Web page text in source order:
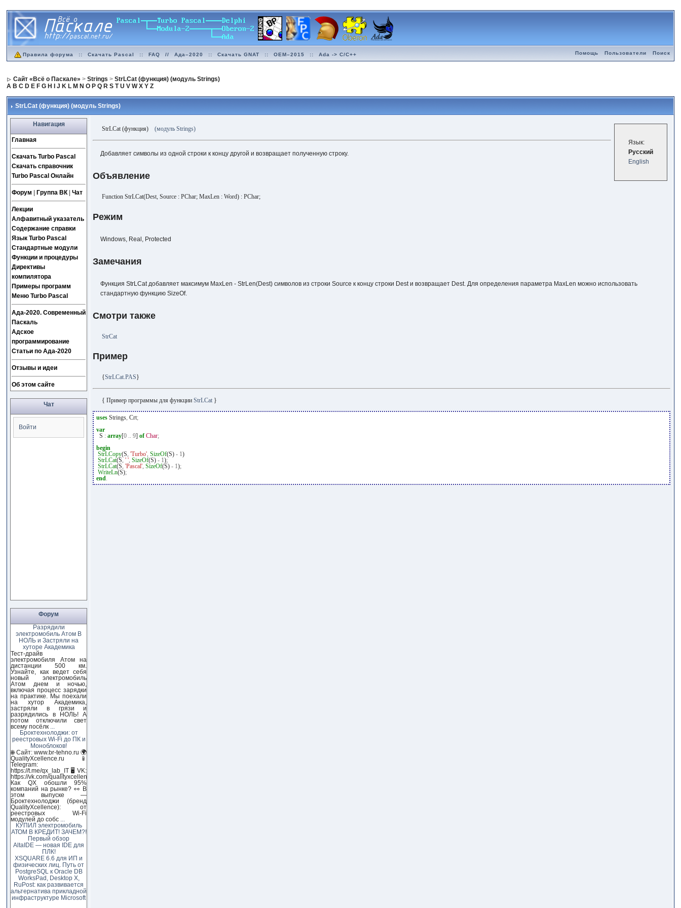
Правила форума :: Скачать Pascal :: FAQ // Ада–2020 :: Скачать GNAT :: OEM–2015 :: Ada -> C/C++ Помощь Пользователи Поиск
Сайт «Всё о Паскале» >Strings >StrLCat (функция) (модуль Strings)
A B C D E F G H J K L M N O P Q R S T U V W X Y Z
StrLCat (функция) (модуль Strings)
Навигация
Главная
Скачать Turbo Pascal
Скачать справочник
Turbo Pascal Онлайн
Форум Группа ВК|Чат
Лекции
Алфавитный указатель
Содержание справки
Язык Turbo Pascal
Стандартные модули
Функции и процедуры
Директивы
компилятора
Примеры программ
Меню Turbo Pascal
Ада-2020. Современный
Паскаль
Адское
программирование
Статьи по Ада-2020
Отзывы и идеи
Об этом сайте
Чат
Войти
Форум
Разрядили
электромобиль Атом В
НОЛЬ и Застряли на
хуторе Академика
Тест-драйв
электромобиля Атом на
дистанции 500 км.
Узнайте, как ведет себя
новый электромобиль
Атом днем и ночью,
включая процесс зарядки
на практике. Мы поехали
на хутор Академика,
застряли в грязи и
разрядились в НОЛЬ! А
потом отключили свет
всему посёлк
Броктехнолоджи: от
реестровых Wi-Fi до ПК и
Моноблоков!
🌐 Сайт: www.br-tehno.ru 🌍
QualityXcellence.ru 📱
Telegram:
https://t.me/qx_lab_IT 🖥 VK:
https://vk.com/qualityxcellenc
Как QX обошли 95%
компаний на рынке? 👀 В
этом выпуске —
Броктехнолоджи (бренд
QualityXcellence): от
реестровых Wi-Fi
модулей до собс
КУПИЛ электромобиль
АТОМ В КРЕДИТ! ЗАЧЕМ?!
Первый обзор
AltaIDE — новая IDE для
ПЛК!
XSQUARE 6.6 для ИП и
физических лиц. Путь от
PostgreSQL к Oracle DB
WorksPad, Desktop X,
RuPost: как развивается
альтернатива прикладной
инфраструктуре Microsoft
Язык:
Русский
English
StrLCat (функция)(модуль Strings)
Добавляет символы из одной строки к концу другой и возвращает полученную строку.
Объявление
Function StrLCat(Dest, Source : PChar; MaxLen : Word) : PChar;
Режим
Windows, Real, Protected
Замечания
Функция StrLCat добавляет максимум MaxLen - StrLen(Dest) символов из строки Source к концу строки Dest и возвращает Dest. Для определения параметра MaxLen можно использовать
стандартную функцию SizeOf.
Смотри также
StrCat
Пример
{StrLCat.PAS}
{ Пример программы для функцииStrLCat }
uses Strings, Crt;
var
S : array[0 .. 9]of Char;
begin
StrLCopy(S, 'Turbo', SizeOf(S)- 1)
StrLCat(S, ' ', SizeOf(S)- 1);
StrLCat(S, 'Pascal', SizeOf(S)- 1);
WriteLn(S);
end.